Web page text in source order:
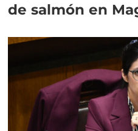
de salmón en